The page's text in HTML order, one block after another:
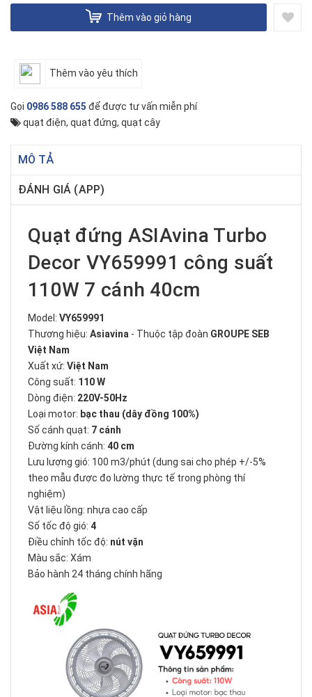
Thêm vào giỏ hàng
Thêm vào yêu thích
Gọi 0986 588 655 để được tư vấn miễn phí
quạt điện, quạt đứng, quạt cây
MÔ TẢ
ĐÁNH GIÁ (APP)
Quạt đứng ASIAvina Turbo
Decor VY659991 công suất
110W 7 cánh 40cm
Model: VY659991
Thương hiệu: Asiavina - Thuộc tập đoàn GROUPE SEB
Việt Nam
Xuất xứ: Việt Nam
Công suất: 110 W
Dòng điện: 220V-50Hz
Loại motor: bạc thau (dây đồng 100%)
Số cánh quạt: 7 cánh
Đường kính cánh: 40 cm
Lưu lượng gió: 100 m3/phút (dung sai cho phép +/-5%
theo mẫu được đo lường thực tế trong phòng thí
nghiệm)
Vật liệu lồng: nhựa cao cấp
Số tốc độ gió: 4
Điều chỉnh tốc độ: nút vặn
Màu sắc: Xám
Bảo hành 24 tháng chính hãng